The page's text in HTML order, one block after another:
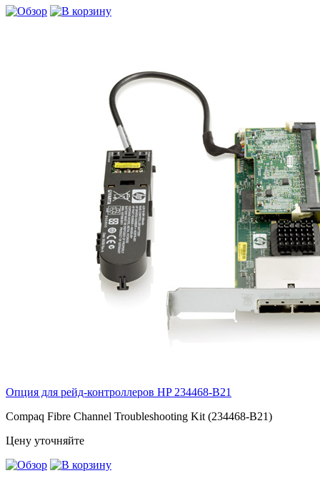
Опция для pейд-контроллеров HP 234468-B21
Compaq Fibre Channel Troubleshooting Kit (234468-B21)
Цену уточняйте